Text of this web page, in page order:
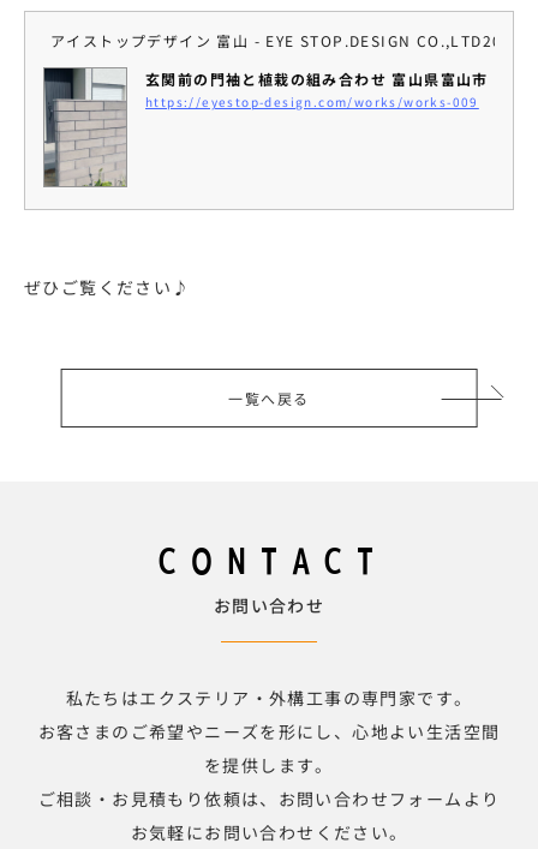
アイストップデザイン 富山 - EYE STOP.DESIGN CO.,LTD
玄関前の門袖と植栽の組み合わせ 富山県富山市
https://eyestop-design.com/works/works-009
ぜひご覧ください♪
一覧へ戻る
CONTACT
お問い合わせ
私たちはエクステリア・外構工事の専門家です。
お客さまのご希望やニーズを形にし、心地よい生活空間
を提供します。
ご相談・お見積もり依頼は、お問い合わせフォームより
お気軽にお問い合わせください。